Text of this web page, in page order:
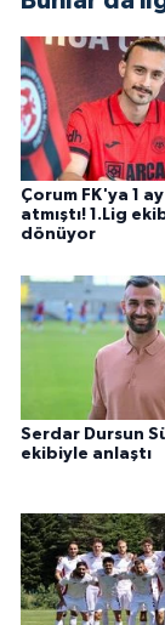
Çorum FK'ya 1
atmıştı! 1.Lig
dönüyor
Serdar Dursun
ekibiyle anlaştı